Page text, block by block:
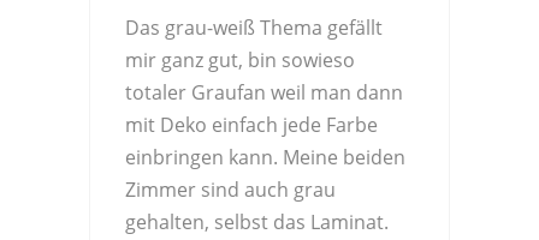
Das grau-weiß Thema gefällt
mir ganz gut, bin sowieso
totaler Graufan weil man dann
mit Deko einfach jede Farbe
einbringen kann. Meine beiden
Zimmer sind auch grau
gehalten, selbst das Laminat.